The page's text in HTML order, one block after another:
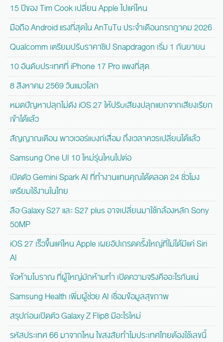
15 ปีของ Tim Cook เปลี่ยน Apple ไปแค่ไหน
มือถือ Android แรงที่สุดใน AnTuTu ประจำเดือนกรกฎาคม 2026
Qualcomm เตรียมปรับราคาชิป Snapdragon เริ่ม 1 กันยายน
10 อันดับประเทศที่ iPhone 17 Pro แพงที่สุด
8 สิงหาคม 2569 วันแมวโลก
หมดปัญหาปลุกไม่ดัง iOS 27 ให้ปรับเสียงปลุกแยกจากเสียงเรียก
เข้าได้แล้ว
สัญญาณเตือน พาวเวอร์แบงก์เสื่อม ถึงเวลาควรเปลี่ยนได้แล้ว
Samsung One UI 10 ใหม่รุ่นไหนไปต่อ
เปิดตัว Gemini Spark AI ที่ทำงานแทนคุณได้ตลอด 24 ชั่วโมง
เตรียมใช้งานในไทย
ลือ Galaxy S27 และ S27 plus อาจเปลี่ยนมาใช้กล้องหลัก Sony
50MP
iOS 27 เร็วขึ้นแค่ไหน Apple เผยอัปเกรดครั้งใหญ่ที่ไม่ได้มีแค่ Siri
AI
ข้อห้ามโบราณ ที่ผู้ใหญ่มักห้ามทำ เปิดความจริงคืออะไรกันแน่
Samsung Health เพิ่มผู้ช่วย AI เชื่อมข้อมูลสุขภาพ
สรุปก่อนเปิดตัว Galaxy Z Flip8 มีอะไรใหม่
รหัสประเทศ 66 มาจากไหน ไขสงสัยทำไมประเทศไทยต้องใช้เลขนี้